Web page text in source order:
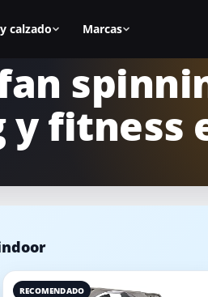
calzado Marcas
BH Fitness
Fitfiu
Keiser
fitness
RECOMENDADO